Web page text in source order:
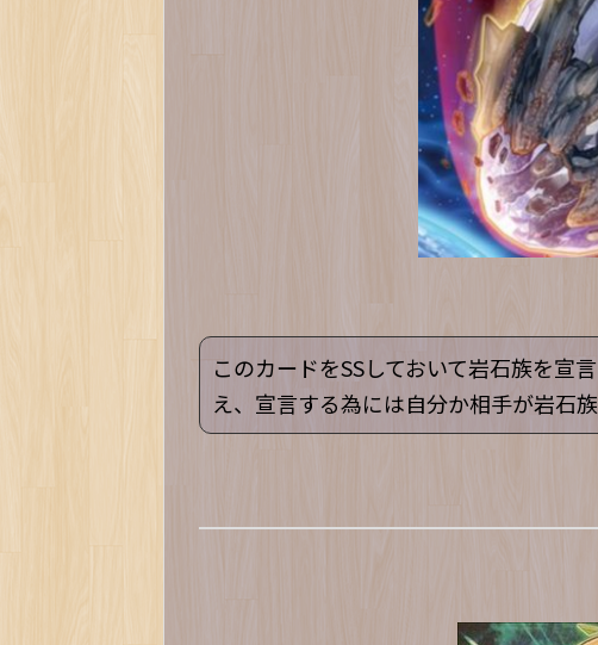
このカードをSSしておいて岩石族を宣
え、宣言する為には自分か相手が岩石